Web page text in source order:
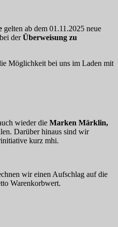
gelten ab dem 01.11.2025 neue
derÜberweisung zu
Möglichkeit bei uns im Laden mit
wieder die Marken Märklin,
Darüber hinaus sind wir
kurz mhi.
wir einen Aufschlag auf die
Warenkorbwert.